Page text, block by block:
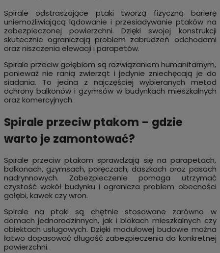
Spirale odstraszające ptaki tworzą fizyczną barierę
uniemożliwiającą lądowanie i przesiadywanie ptaków na
zabezpieczonej powierzchni. Dzięki swojej konstrukcji
skutecznie ograniczają problem zabrudzeń odchodami
oraz niszczenia elewacji i parapetów.
Spirale przeciw gołębiom są rozwiązaniem humanitarnym,
ponieważ nie ranią zwierząt i jedynie zniechęcają je do
siadania. To jedna z najczęściej wybieranych metod
ochrony balkonów i gzymsów w budynkach mieszkalnych
oraz komercyjnych.
Spirale przeciw ptakom – gdzie
warto je zamontować?
Spirale przeciw ptakom sprawdzają się na parapetach,
balkonach, gzymsach, poręczach, daszkach oraz pasach
nadrynnowych. Zabezpieczenie pomaga utrzymać
czystość wokół budynku i ogranicza problem obecności
gołębi, kawek czy wron.
Spirale na ptaki są chętnie stosowane zarówno w
domach jednorodzinnych, jak i blokach mieszkalnych czy
obiektach usługowych. Dzięki modułowej budowie można
łatwo dopasować długość zabezpieczenia do konkretnej
powierzchni.